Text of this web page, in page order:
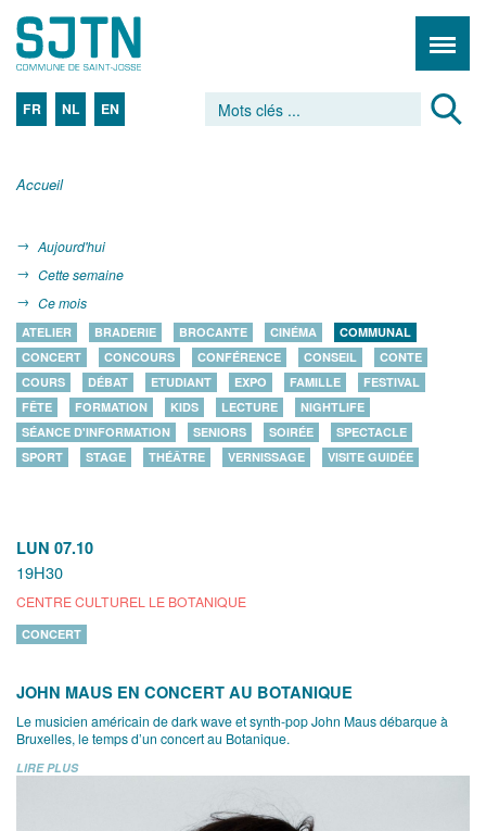
FR NL EN
Accueil
Aujourd'hui
Cette semaine
Ce mois
ATELIER BRADERIE BROCANTE CINÉMA
COMMUNAL
CONCERT
CONCOURS CONFÉRENCE CONSEIL
CONTE
COURS
DÉBAT ETUDIANT EXPO FAMILLE
FESTIVAL
FÊTE
FORMATION KIDS LECTURE
NIGHTLIFE
SÉANCE D'INFORMATION
SENIORS SOIRÉE
SPECTACLE
SPORT
STAGE THÉÂTRE VERNISSAGE VISITE GUIDÉE
LUN 07.10
19H30
CENTRE CULTUREL LE BOTANIQUE
CONCERT
JOHN MAUS EN CONCERT AU BOTANIQUE
Le musicien américain de dark wave et synth-pop John Maus débarque à
Bruxelles, le temps d’un concert au Botanique.
LIRE PLUS